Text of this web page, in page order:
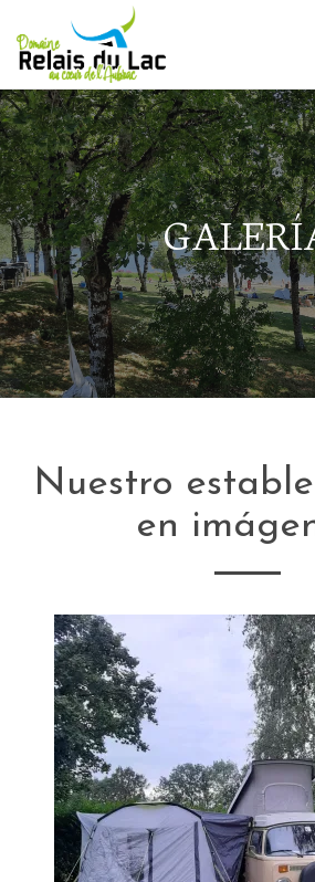
Nuestro
en